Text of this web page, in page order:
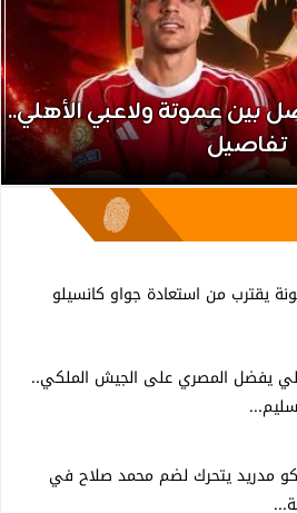
بين عموتة ولاعبي الأهلي..
تفاصيل
يقترب من استعادة جواو كانسيلو
يفضل المصري على الجيش الملكي..
مدريد يتحرك لضم محمد صلاح في